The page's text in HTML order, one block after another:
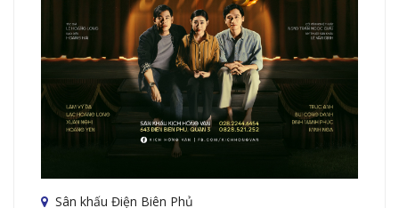
Sân khấu Điện Biên Phủ